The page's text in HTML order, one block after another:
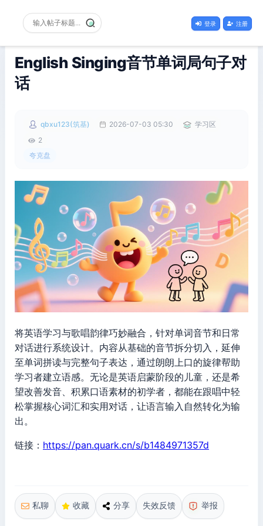
登录 注册
English Singing音节单词局句子对
话
qbxu123(筑基) 2026-07-03 05:30
学习区
2
夸克盘
将英语学习与歌唱韵律巧妙融合，针对单词音节和日常
对话进行系统设计。内容从基础的音节拆分切入，延伸
至单词拼读与完整句子表达，通过朗朗上口的旋律帮助
学习者建立语感。无论是英语启蒙阶段的儿童，还是希
望改善发音、积累口语素材的初学者，都能在跟唱中轻
松掌握核心词汇和实用对话，让语言输入自然转化为输
出。
链接： https://pan.quark.cn/s/b1484971357d
私聊 收藏 分享 失效反馈 举报